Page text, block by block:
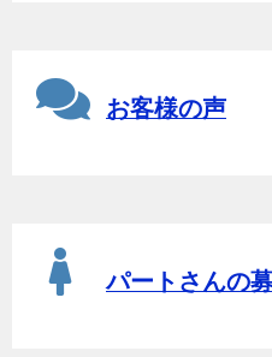
お客様の声
パートさんの